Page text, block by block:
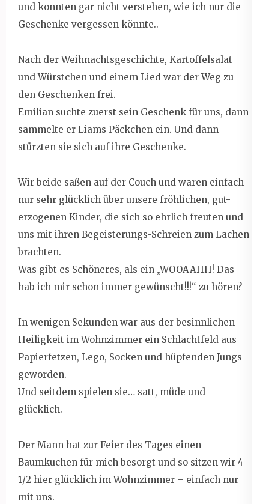
und konnten gar nicht verstehen, wie ich nur die
Geschenke vergessen könnte..
Nach der Weihnachtsgeschichte, Kartoffelsalat
und Würstchen und einem Lied war der Weg zu
den Geschenken frei.
Emilian suchte zuerst sein Geschenk für uns, dann
sammelte er Liams Päckchen ein. Und dann
stürzten sie sich auf ihre Geschenke.
Wir beide saßen auf der Couch und waren einfach
nur sehr glücklich über unsere fröhlichen, gut-
erzogenen Kinder, die sich so ehrlich freuten und
uns mit ihren Begeisterungs-Schreien zum Lachen
brachten.
Was gibt es Schöneres, als ein „WOOAAHH! Das
hab ich mir schon immer gewünscht!!!“ zu hören?
In wenigen Sekunden war aus der besinnlichen
Heiligkeit im Wohnzimmer ein Schlachtfeld aus
Papierfetzen, Lego, Socken und hüpfenden Jungs
geworden.
Und seitdem spielen sie… satt, müde und
glücklich.
Der Mann hat zur Feier des Tages einen
Baumkuchen für mich besorgt und so sitzen wir 4
1/2 hier glücklich im Wohnzimmer – einfach nur
mit uns.